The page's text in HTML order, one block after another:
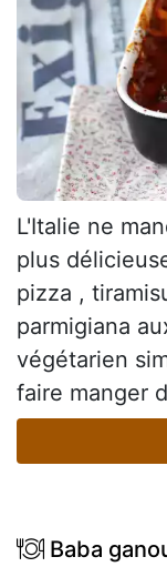
L'Italie ne
plus
pizza ,
parmigiana
végétarien
faire manger
Baba